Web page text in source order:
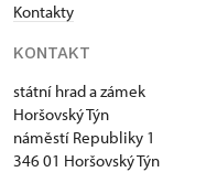
Kontakty
KONTAKT
státní hrad a zámek
Horšovský Týn
náměstí Republiky 1
346 01 Horšovský Týn